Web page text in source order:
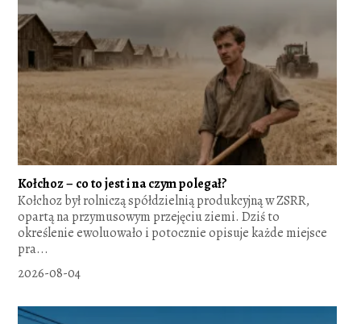
Kołchoz – co to jest i na czym polegał?
Kołchoz był rolniczą spółdzielnią produkcyjną w ZSRR,
opartą na przymusowym przejęciu ziemi. Dziś to
określenie ewoluowało i potocznie opisuje każde miejsce
pra...
2026-08-04